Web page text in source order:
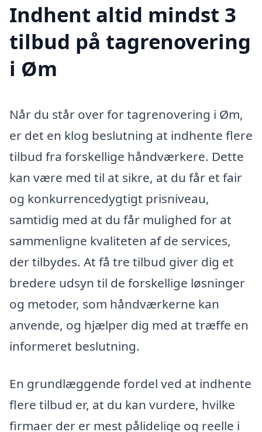
Indhent altid mindst 3
tilbud på tagrenovering
i Øm
Når du står over for tagrenovering i Øm,
er det en klog beslutning at indhente flere
tilbud fra forskellige håndværkere. Dette
kan være med til at sikre, at du får et fair
og konkurrencedygtigt prisniveau,
samtidig med at du får mulighed for at
sammenligne kvaliteten af de services,
der tilbydes. At få tre tilbud giver dig et
bredere udsyn til de forskellige løsninger
og metoder, som håndværkerne kan
anvende, og hjælper dig med at træffe en
informeret beslutning.
En grundlæggende fordel ved at indhente
flere tilbud er, at du kan vurdere, hvilke
firmaer der er mest pålidelige og reelle i